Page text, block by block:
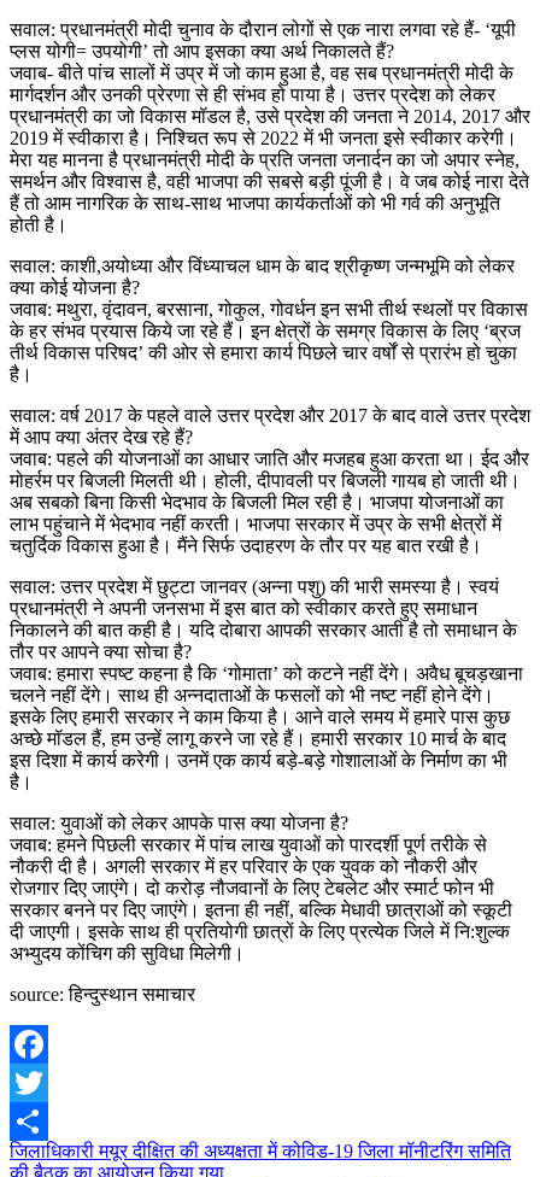
सवाल: प्रधानमंत्री मोदी चुनाव के दौरान लोगों से एक नारा लगवा रहे हैं- ‘यूपी
प्लस योगी= उपयोगी’ तो आप इसका क्या अर्थ निकालते हैं?
जवाब- बीते पांच सालों में उप्र में जो काम हुआ है, वह सब प्रधानमंत्री मोदी के
मार्गदर्शन और उनकी प्रेरणा से ही संभव हो पाया है। उत्तर प्रदेश को लेकर
प्रधानमंत्री का जो विकास मॉडल है, उसे प्रदेश की जनता ने 2014, 2017 और
2019 में स्वीकारा है। निश्चित रूप से 2022 में भी जनता इसे स्वीकार करेगी।
मेरा यह मानना है प्रधानमंत्री मोदी के प्रति जनता जनार्दन का जो अपार स्नेह,
समर्थन और विश्वास है, वही भाजपा की सबसे बड़ी पूंजी है। वे जब कोई नारा देते
हैं तो आम नागरिक के साथ-साथ भाजपा कार्यकर्ताओं को भी गर्व की अनुभूति
होती है।
सवाल: काशी,अयोध्या और विंध्याचल धाम के बाद श्रीकृष्ण जन्मभूमि को लेकर
क्या कोई योजना है?
जवाब: मथुरा, वृंदावन, बरसाना, गोकुल, गोवर्धन इन सभी तीर्थ स्थलों पर विकास
के हर संभव प्रयास किये जा रहे हैं। इन क्षेत्रों के समग्र विकास के लिए ‘ब्रज
तीर्थ विकास परिषद’ की ओर से हमारा कार्य पिछले चार वर्षों से प्रारंभ हो चुका
है।
सवाल: वर्ष 2017 के पहले वाले उत्तर प्रदेश और 2017 के बाद वाले उत्तर प्रदेश
में आप क्या अंतर देख रहे हैं?
जवाब: पहले की योजनाओं का आधार जाति और मजहब हुआ करता था। ईद और
मोहर्रम पर बिजली मिलती थी। होली, दीपावली पर बिजली गायब हो जाती थी।
अब सबको बिना किसी भेदभाव के बिजली मिल रही है। भाजपा योजनाओं का
लाभ पहुंचाने में भेदभाव नहीं करती। भाजपा सरकार में उप्र के सभी क्षेत्रों में
चतुर्दिक विकास हुआ है। मैंने सिर्फ उदाहरण के तौर पर यह बात रखी है।
सवाल: उत्तर प्रदेश में छुट्टा जानवर (अन्ना पशु) की भारी समस्या है। स्वयं
प्रधानमंत्री ने अपनी जनसभा में इस बात को स्वीकार करते हुए समाधान
निकालने की बात कही है। यदि दोबारा आपकी सरकार आती है तो समाधान के
तौर पर आपने क्या सोचा है?
जवाब: हमारा स्पष्ट कहना है कि ‘गोमाता’ को कटने नहीं देंगे। अवैध बूचड़खाना
चलने नहीं देंगे। साथ ही अन्नदाताओं के फसलों को भी नष्ट नहीं होने देंगे।
इसके लिए हमारी सरकार ने काम किया है। आने वाले समय में हमारे पास कुछ
अच्छे मॉडल हैं, हम उन्हें लागू करने जा रहे हैं। हमारी सरकार 10 मार्च के बाद
इस दिशा में कार्य करेगी। उनमें एक कार्य बड़े-बड़े गोशालाओं के निर्माण का भी
है।
सवाल: युवाओं को लेकर आपके पास क्या योजना है?
जवाब: हमने पिछली सरकार में पांच लाख युवाओं को पारदर्शी पूर्ण तरीके से
नौकरी दी है। अगली सरकार में हर परिवार के एक युवक को नौकरी और
रोजगार दिए जाएंगे। दो करोड़ नौजवानों के लिए टेबलेट और स्मार्ट फोन भी
सरकार बनने पर दिए जाएंगे। इतना ही नहीं, बल्कि मेधावी छात्राओं को स्कूटी
दी जाएगी। इसके साथ ही प्रतियोगी छात्रों के लिए प्रत्येक जिले में नि:शुल्क
अभ्युदय कोंचिग की सुविधा मिलेगी।
source: हिन्दुस्थान समाचार
Facebook
Twitter
Share
Post
जिलाधिकारी मयूर दीक्षित की अध्यक्षता में कोविड-19 जिला मॉनीटरिंग समिति
की बैठक का आयोजन किया गया